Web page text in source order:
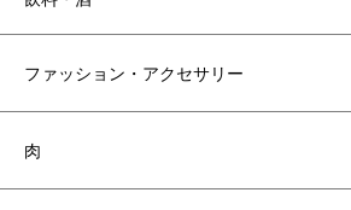
ファッション・アクセサリー
肉